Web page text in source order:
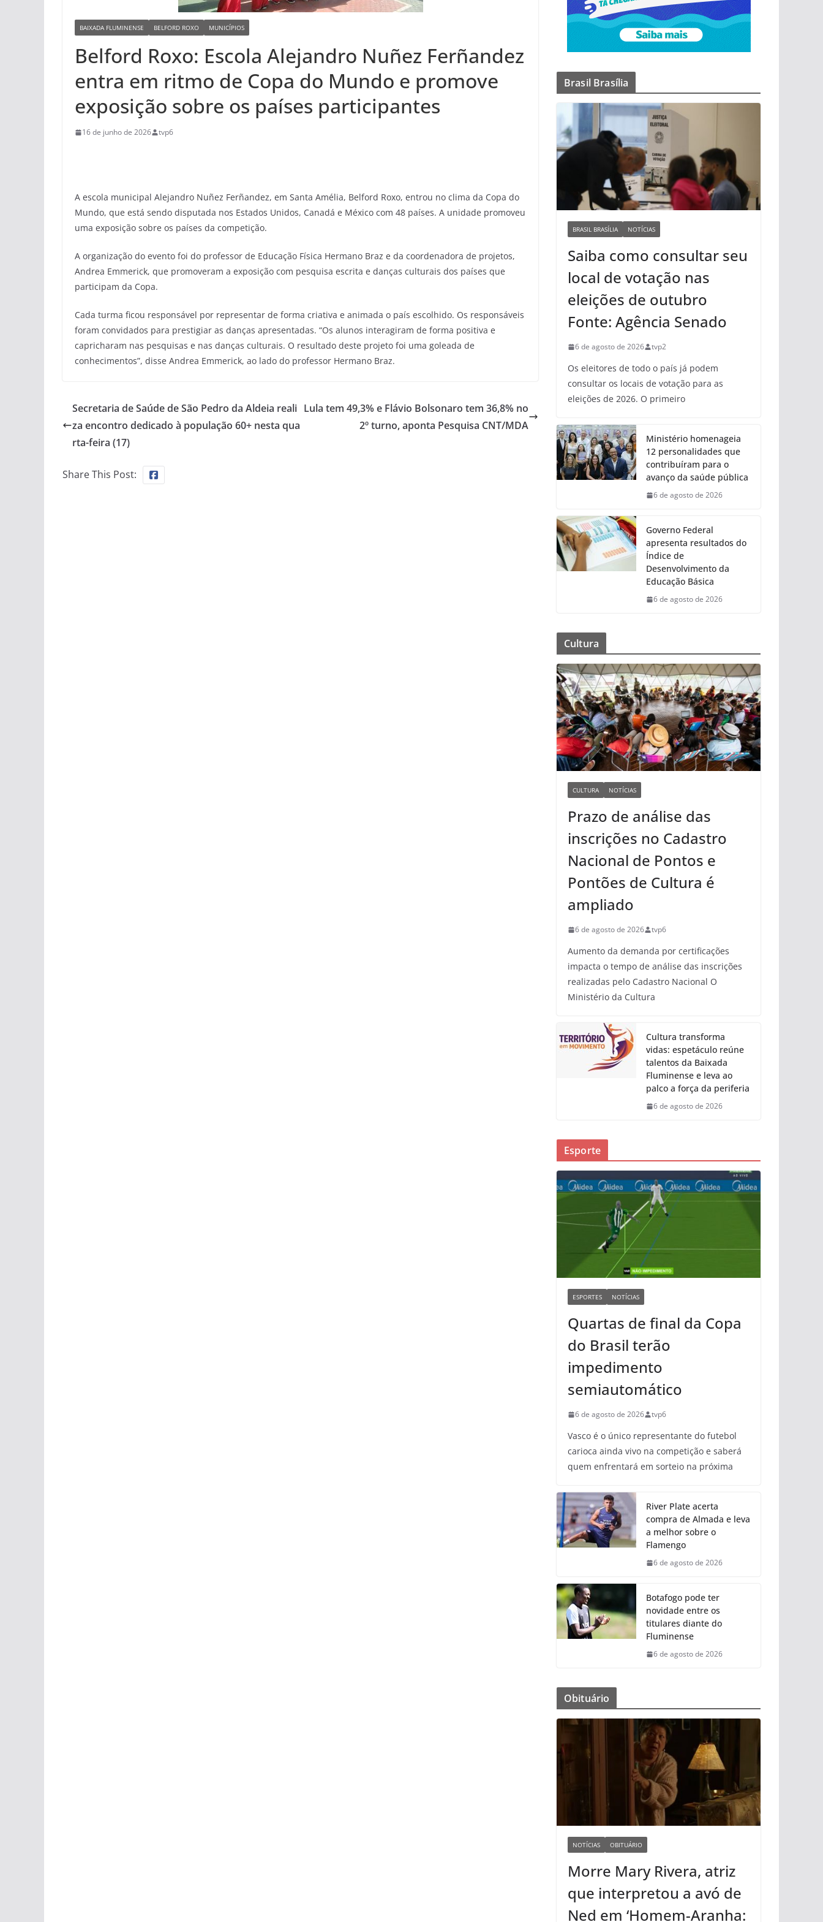
BAIXADA FLUMINENSE BELFORD ROXO MUNICÍPIOS
Belford Roxo: Escola Alejandro Nuñez Ferñandez
entra em ritmo de Copa do Mundo e promove
exposição sobre os países participantes
16 de junho de 2026 tvp6
A escola municipal Alejandro Nuñez Ferñandez, em Santa Amélia, Belford Roxo, entrou no clima da Copa do
Mundo, que está sendo disputada nos Estados Unidos, Canadá e México com 48 países. A unidade promoveu
uma exposição sobre os países da competição.
A organização do evento foi do professor de Educação Física Hermano Braz e da coordenadora de projetos,
Andrea Emmerick, que promoveram a exposição com pesquisa escrita e danças culturais dos países que
participam da Copa.
Cada turma ficou responsável por representar de forma criativa e animada o país escolhido. Os responsáveis
foram convidados para prestigiar as danças apresentadas. “Os alunos interagiram de forma positiva e
capricharam nas pesquisas e nas danças culturais. O resultado deste projeto foi uma goleada de
conhecimentos”, disse Andrea Emmerick, ao lado do professor Hermano Braz.
Secretaria de Saúde de São Pedro da Aldeia reali
za encontro dedicado à população 60+ nesta qua
rta-feira (17)
Lula tem 49,3% e Flávio Bolsonaro tem 36,8% no
2º turno, aponta Pesquisa CNT/MDA
Share This Post:
Brasil Brasília
BRASIL BRASÍLIA NOTÍCIAS
Saiba como consultar seu
local de votação nas
eleições de outubro
Fonte: Agência Senado
6 de agosto de 2026 tvp2
Os eleitores de todo o país já podem
consultar os locais de votação para as
eleições de 2026. O primeiro
Ministério homenageia
12 personalidades que
contribuíram para o
avanço da saúde pública
6 de agosto de 2026
Governo Federal
apresenta resultados do
Índice de
Desenvolvimento da
Educação Básica
6 de agosto de 2026
Cultura
CULTURA NOTÍCIAS
Prazo de análise das
inscrições no Cadastro
Nacional de Pontos e
Pontões de Cultura é
ampliado
6 de agosto de 2026 tvp6
Aumento da demanda por certificações
impacta o tempo de análise das inscrições
realizadas pelo Cadastro Nacional O
Ministério da Cultura
Cultura transforma
vidas: espetáculo reúne
talentos da Baixada
Fluminense e leva ao
palco a força da periferia
6 de agosto de 2026
Esporte
ESPORTES NOTÍCIAS
Quartas de final da Copa
do Brasil terão
impedimento
semiautomático
6 de agosto de 2026 tvp6
Vasco é o único representante do futebol
carioca ainda vivo na competição e saberá
quem enfrentará em sorteio na próxima
River Plate acerta
compra de Almada e leva
a melhor sobre o
Flamengo
6 de agosto de 2026
Botafogo pode ter
novidade entre os
titulares diante do
Fluminense
6 de agosto de 2026
Obituário
NOTÍCIAS OBITUÁRIO
Morre Mary Rivera, atriz
que interpretou a avó de
Ned em ‘Homem-Aranha: